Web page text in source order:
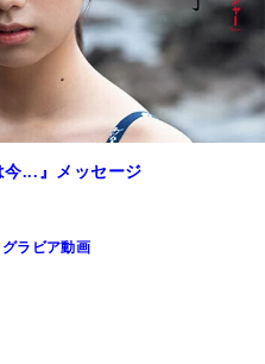
今...』メッセージ
グラビア動画